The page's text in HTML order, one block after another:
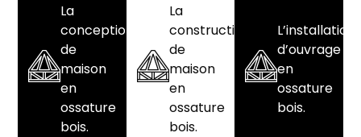
La
conception
de
maison
en
ossature
bois.
La
construction
de
maison
en
ossature
bois.
L’installation
d’ouvrage
en
ossature
bois.